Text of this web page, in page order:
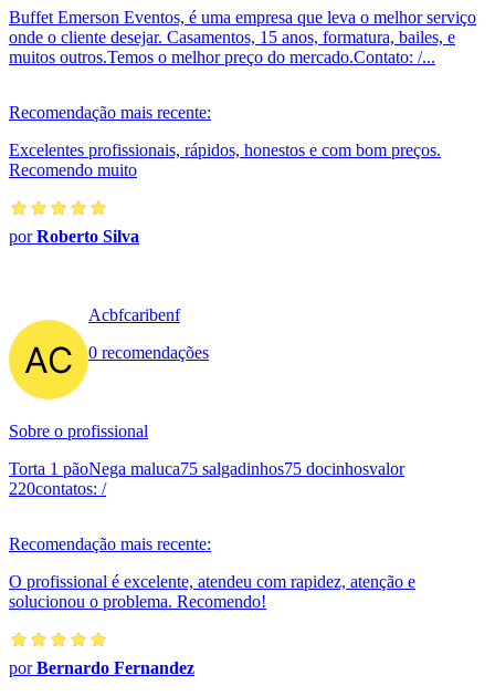
Buffet Emerson Eventos, é uma empresa que leva o melhor serviço
onde o cliente desejar. Casamentos, 15 anos, formatura, bailes, e
muitos outros.Temos o melhor preço do mercado.Contato: /...
Recomendação mais recente:
Excelentes profissionais, rápidos, honestos e com bom preços.
Recomendo muito
porRoberto Silva
Acbfcaribenf
0 recomendações
Sobre o profissional
Torta 1 pãoNega maluca75 salgadinhos75 docinhosvalor
220contatos: /
Recomendação mais recente:
O profissional é excelente, atendeu com rapidez, atenção e
solucionou o problema. Recomendo!
porBernardo Fernandez